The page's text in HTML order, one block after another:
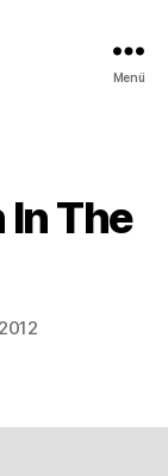
Menü
In The